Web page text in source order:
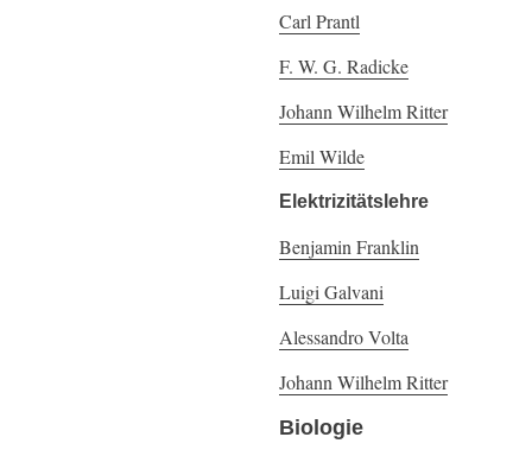
Carl Prantl
F. W. G. Radicke
Johann Wilhelm Ritter
Emil Wilde
Elektrizitätslehre
Benjamin Franklin
Luigi Galvani
Alessandro Volta
Johann Wilhelm Ritter
Biologie